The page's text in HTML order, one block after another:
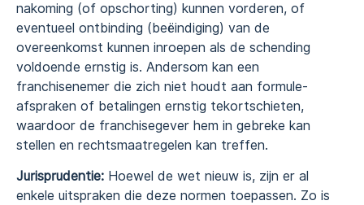
nakoming (of opschorting) kunnen vorderen, of
eventueel ontbinding (beëindiging) van de
overeenkomst kunnen inroepen als de schending
voldoende ernstig is. Andersom kan een
franchisenemer die zich niet houdt aan formule-
afspraken of betalingen ernstig tekortschieten,
waardoor de franchisegever hem in gebreke kan
stellen en rechtsmaatregelen kan treffen.
Jurisprudentie: Hoewel de wet nieuw is, zijn er al
enkele uitspraken die deze normen toepassen. Zo is